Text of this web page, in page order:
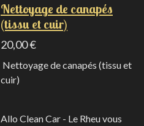
Nettoyage de canapés
(tissu et cuir)
20,00 €
Nettoyage de canapés (tissu et
cuir)
Allo Clean Car - Le Rheu vous